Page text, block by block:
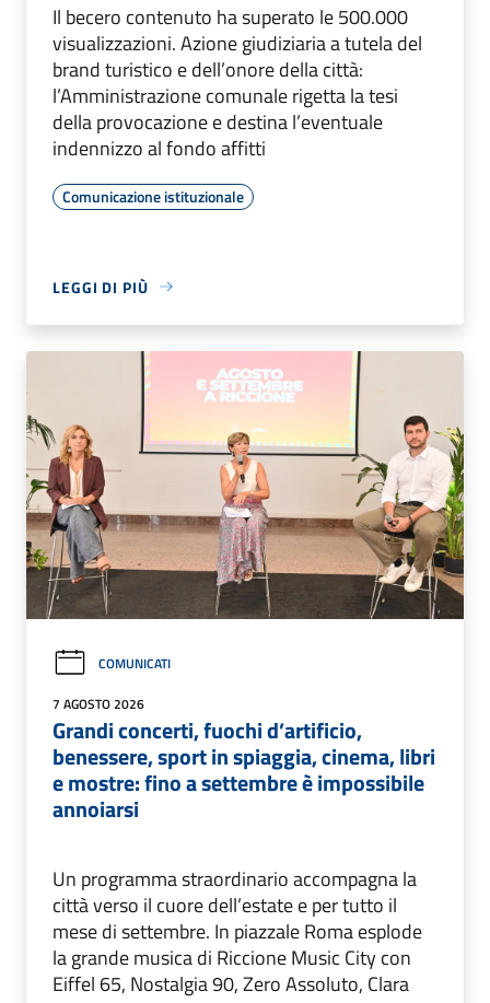
Il becero contenuto ha superato le 500.000
visualizzazioni. Azione giudiziaria a tutela del
brand turistico e dell’onore della città:
l’Amministrazione comunale rigetta la tesi
della provocazione e destina l’eventuale
indennizzo al fondo affitti
Comunicazione istituzionale
LEGGI DI PIÙ
COMUNICATI
7 AGOSTO 2026
Grandi concerti, fuochi d’artificio,
benessere, sport in spiaggia, cinema, libri
e mostre: fino a settembre è impossibile
annoiarsi
Un programma straordinario accompagna la
città verso il cuore dell’estate e per tutto il
mese di settembre. In piazzale Roma esplode
la grande musica di Riccione Music City con
Eiffel 65, Nostalgia 90, Zero Assoluto, Clara